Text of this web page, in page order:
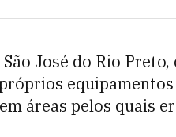
José do Rio
áreas pelos quais